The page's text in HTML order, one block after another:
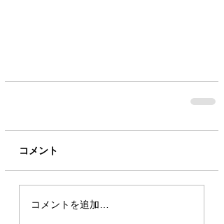
コメント
コメントを追加…